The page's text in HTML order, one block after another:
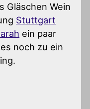
Gläschen Wein
Stuttgart
ein paar
noch zu ein